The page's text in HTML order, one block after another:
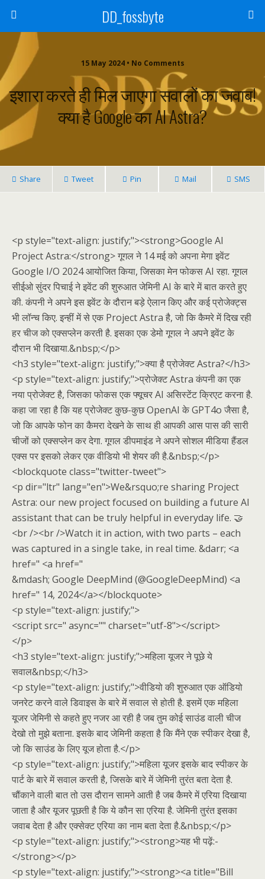
DD_fossbyte
15 May 2024 • No Comments
इशारा करते ही मिल जाएगा सवालों का जवाब!
क्या है Google का AI Astra?
Share Tweet Pin Mail SMS
<p style="text-align: justify;"><strong>Google AI
Project Astra:</strong> गूगल ने 14 मई को अपना मेगा इवेंट
Google I/O 2024 आयोजित किया, जिसका मेन फोकस AI रहा. गूगल
सीईओ सुंदर पिचाई ने इवेंट की शुरुआत जेमिनी AI के बारे में बात करते हुए
की. कंपनी ने अपने इस इवेंट के दौरान बड़े ऐलान किए और कई प्रोजेक्ट्स
भी लॉन्च किए. इन्हीं में से एक Project Astra है, जो कि कैमरे में दिख रही
हर चीज को एक्सप्लेन करती है. इसका एक डेमो गूगल ने अपने इवेंट के
दौरान भी दिखाया.&nbsp;</p>
<h3 style="text-align: justify;">क्या है प्रोजेक्ट Astra?</h3>
<p style="text-align: justify;">प्रोजेक्ट Astra कंपनी का एक
नया प्रोजेक्ट है, जिसका फोकस एक फ्यूचर AI असिस्टेंट क्रिएट करना है.
कहा जा रहा है कि यह प्रोजेक्ट कुछ-कुछ OpenAI के GPT4o जैसा है,
जो कि आपके फोन का कैमरा देखने के साथ ही आपकी आस पास की सारी
चीजों को एक्सप्लेन कर देगा. गूगल डीपमाइंड ने अपने सोशल मीडिया हैंडल
एक्स पर इसको लेकर एक वीडियो भी शेयर की है.&nbsp;</p>
<blockquote class="twitter-tweet">
<p dir="ltr" lang="en">We&rsquo;re sharing Project
Astra: our new project focused on building a future AI
assistant that can be truly helpful in everyday life. 🤝
<br /><br />Watch it in action, with two parts – each
was captured in a single take, in real time. &darr; <a
href=" <a href="
&mdash; Google DeepMind (@GoogleDeepMind) <a
href=" 14, 2024</a></blockquote>
<p style="text-align: justify;">
<script src=" async="" charset="utf-8"></script>
</p>
<h3 style="text-align: justify;">महिला यूजर ने पूछे ये
सवाल&nbsp;</h3>
<p style="text-align: justify;">वीडियो की शुरुआत एक ऑडियो
जनरेट करने वाले डिवाइस के बारे में सवाल से होती है. इसमें एक महिला
यूजर जेमिनी से कहते हुए नजर आ रही है जब तुम कोई साउंड वाली चीज
देखो तो मुझे बताना. इसके बाद जेमिनी कहता है कि मैंने एक स्पीकर देखा है,
जो कि साउंड के लिए यूज होता है.</p>
<p style="text-align: justify;">महिला यूजर इसके बाद स्पीकर के
पार्ट के बारे में सवाल करती है, जिसके बारे में जेमिनी तुरंत बता देता है.
चौंकाने वाली बात तो उस दौरान सामने आती है जब कैमरे में एरिया दिखाया
जाता है और यूजर पूछती है कि ये कौन सा एरिया है. जेमिनी तुरंत इसका
जवाब देता है और एक्सेक्ट एरिया का नाम बता देता है.&nbsp;</p>
<p style="text-align: justify;"><strong>यह भी पढ़ें:-
</strong></p>
<p style="text-align: justify;"><strong><a title="Bill